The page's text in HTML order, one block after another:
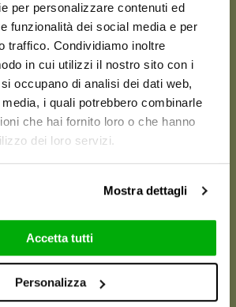
per personalizzare contenuti ed
funzionalità dei social media e per
traffico. Condividiamo inoltre
in cui utilizzi il nostro sito con i
occupano di analisi dei dati web,
i quali potrebbero combinarle
che hai fornito loro o che hanno
dei loro servizi.
Mostra dettagli
Accetta tutti
Personalizza
NEW
NEW